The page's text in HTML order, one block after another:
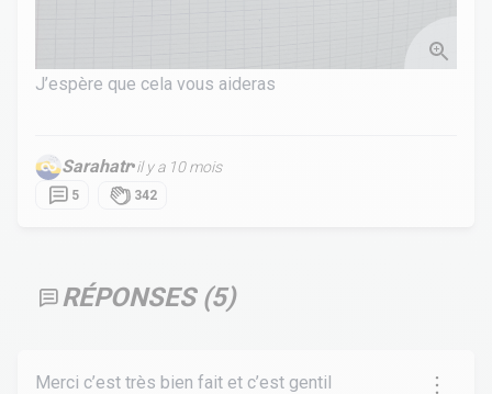
J’espère que cela vous aideras
Sarahatr•il y a 10 mois
5 342
RÉPONSES (5)
Merci c’est très bien fait et c’est gentil